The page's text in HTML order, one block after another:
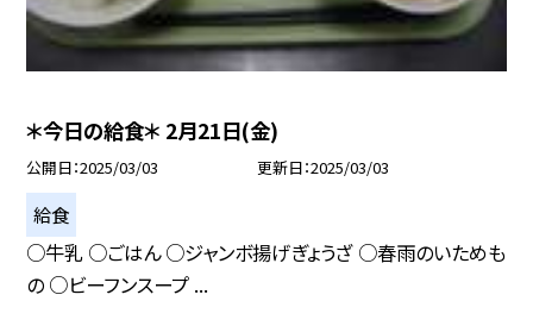
＊今日の給食＊ 2月21日(金)
公開日 2025/03/03 更新日 2025/03/03
給食
○牛乳 ○ごはん ○ジャンボ揚げぎょうざ ○春雨のいためも
の ○ビーフンスープ ...